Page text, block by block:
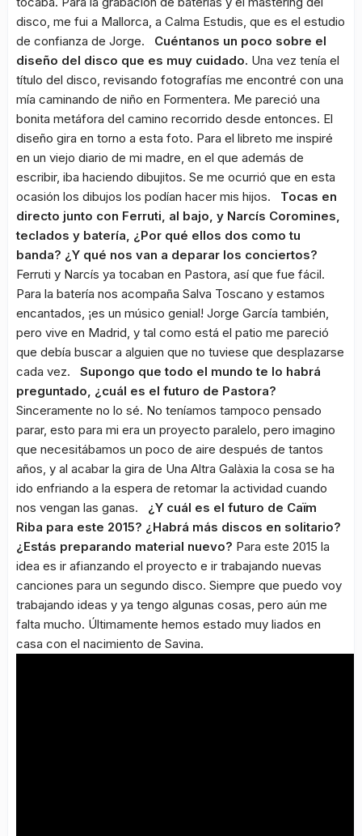
disco, me fui a Mallorca, a Calma Estudis, que es el estudio
de confianza de Jorge. Cuéntanos un poco sobre el
diseño del disco que es muy cuidado. Una vez tenía el
título del disco, revisando fotografías me encontré con una
mía caminando de niño en Formentera. Me pareció una
bonita metáfora del camino recorrido desde entonces. El
diseño gira en torno a esta foto. Para el libreto me inspiré
en un viejo diario de mi madre, en el que además de
escribir, iba haciendo dibujitos. Se me ocurrió que en esta
ocasión los dibujos los podían hacer mis hijos. Tocas en
directo junto con Ferruti, al bajo, y Narcís Coromines,
teclados y batería, ¿Por qué ellos dos como tu
banda? ¿Y qué nos van a deparar los conciertos?
Ferruti y Narcís ya tocaban en Pastora, así que fue fácil.
Para la batería nos acompaña Salva Toscano y estamos
encantados, ¡es un músico genial! Jorge García también,
pero vive en Madrid, y tal como está el patio me pareció
que debía buscar a alguien que no tuviese que desplazarse
cada vez. Supongo que todo el mundo te lo habrá
preguntado, ¿cuál es el futuro de Pastora?
Sinceramente no lo sé. No teníamos tampoco pensado
parar, esto para mi era un proyecto paralelo, pero imagino
que necesitábamos un poco de aire después de tantos
años, y al acabar la gira de Una Altra Galàxia la cosa se ha
ido enfriando a la espera de retomar la actividad cuando
nos vengan las ganas. ¿Y cuál es el futuro de Caïm
Riba para este 2015? ¿Habrá más discos en solitario?
¿Estás preparando material nuevo? Para este 2015 la
idea es ir afianzando el proyecto e ir trabajando nuevas
canciones para un segundo disco. Siempre que puedo voy
trabajando ideas y ya tengo algunas cosas, pero aún me
falta mucho. Últimamente hemos estado muy liados en
casa con el nacimiento de Savina.